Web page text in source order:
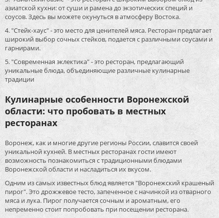
азиатской кухни: от суши и рамена до экзотических специй и
соусов. Здесь вы можете окунуться в атмосферу Востока.
4. "Стейк-хаус" - это место для ценителей мяса. Ресторан предлагает
широкий выбор сочных стейков, подается с различными соусами и
гарнирами.
5. "Современная эклектика" - это ресторан, предлагающий
уникальные блюда, объединяющие различные кулинарные
традиции
Кулинарные особенности Воронежской
области: что пробовать в местных
ресторанах
Воронеж, как и многие другие регионы России, славится своей
уникальной кухней. В местных ресторанах гости имеют
возможность познакомиться с традиционными блюдами
Воронежской области и насладиться их вкусом.
Одним из самых известных блюд является "Воронежский крашеный
пирог". Это дрожжевое тесто, запеченное с начинкой из отварного
мяса и лука. Пирог получается сочным и ароматным, его
непременно стоит попробовать при посещении ресторана.